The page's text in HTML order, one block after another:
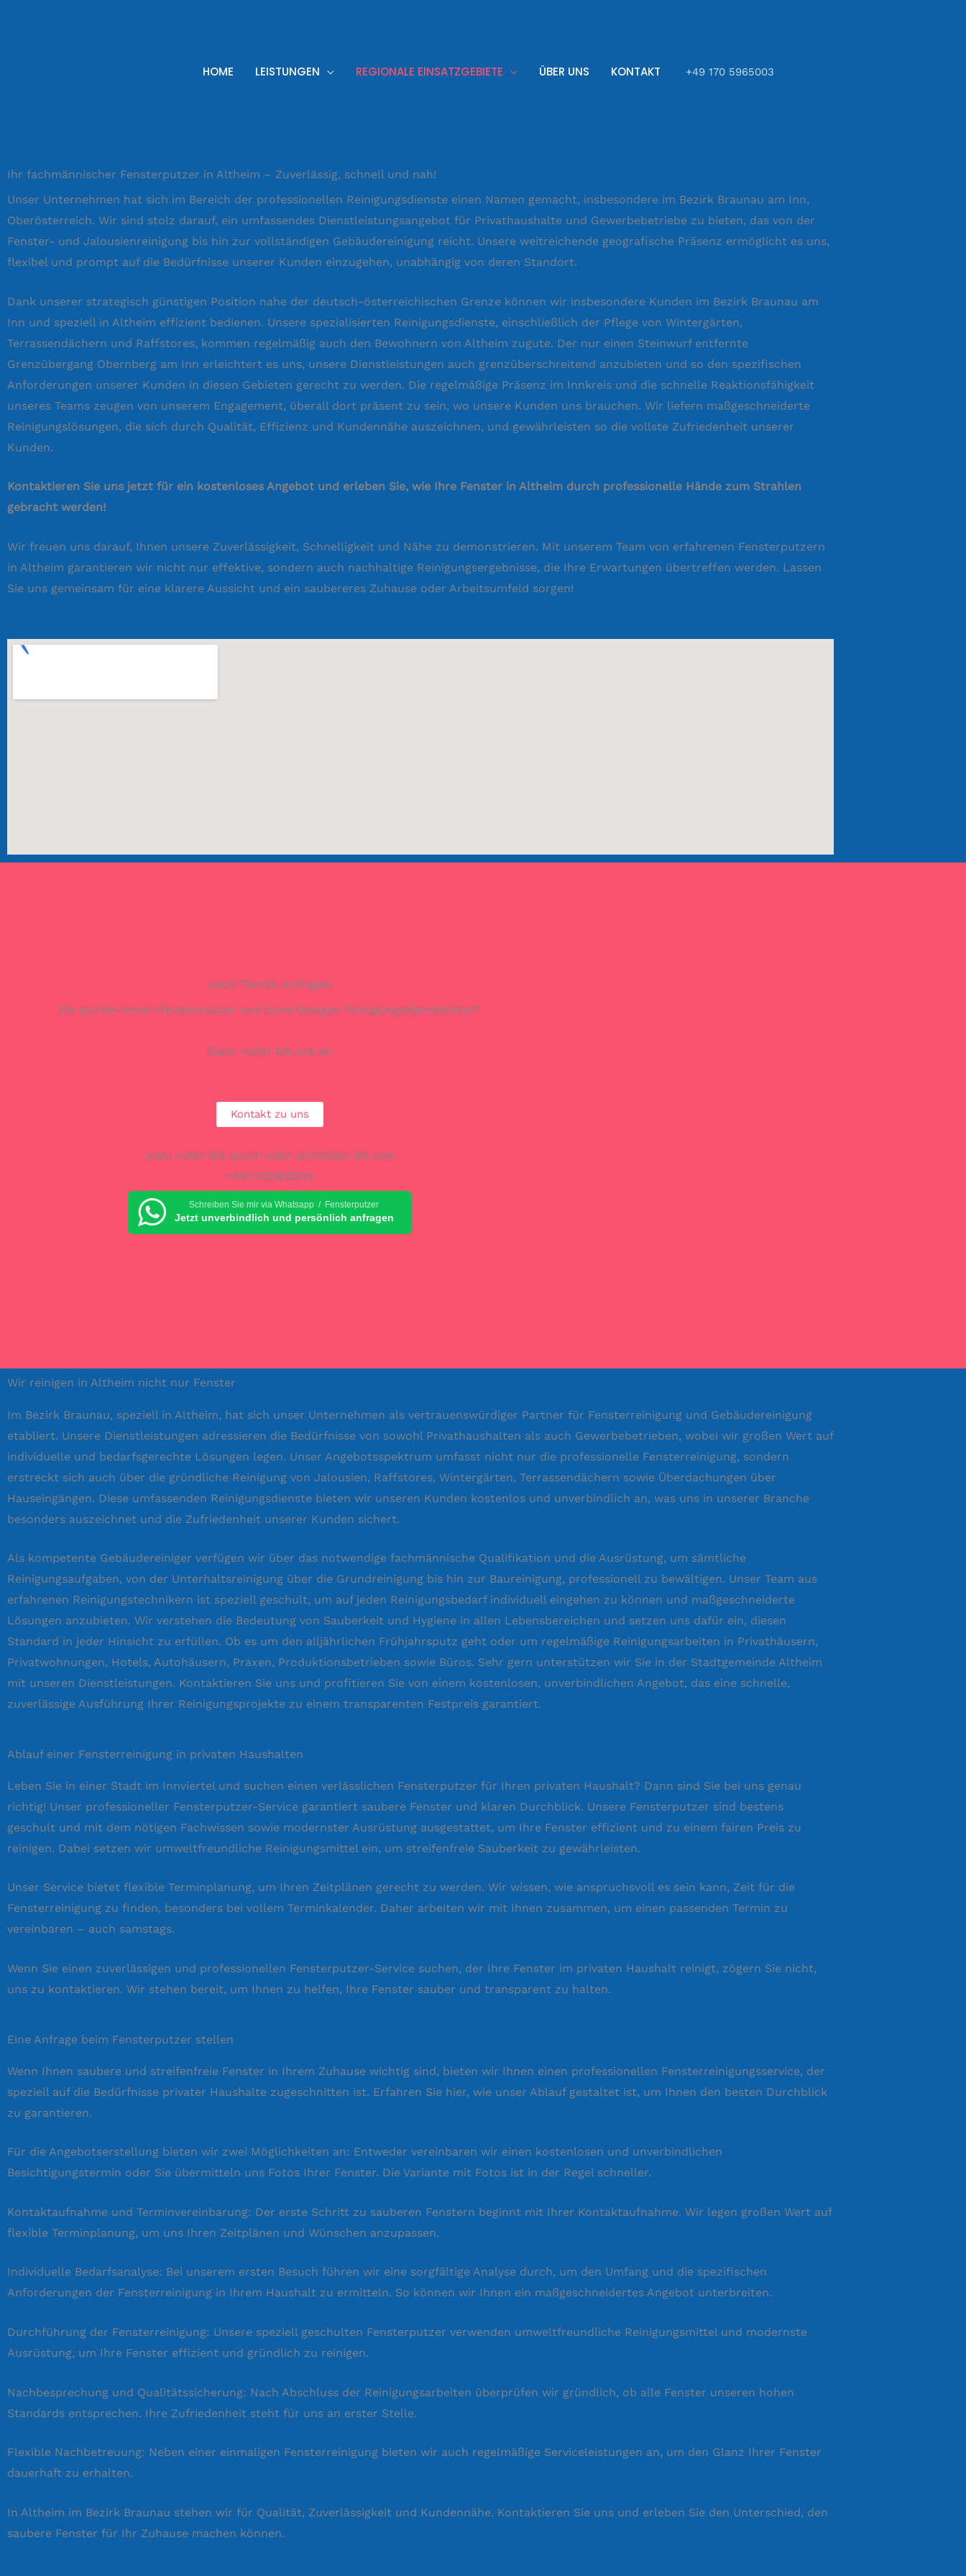
HOME LEISTUNGEN REGIONALE EINSATZGEBIETE ÜBER UNS KONTAKT +49 170 5965003
Ihr fachmännischer Fensterputzer in Altheim – Zuverlässig, schnell und nah!
Unser Unternehmen hat sich im Bereich der professionellen Reinigungsdienste einen Namen gemacht, insbesondere im Bezirk Braunau am Inn,
Oberösterreich. Wir sind stolz darauf, ein umfassendes Dienstleistungsangebot für Privathaushalte und Gewerbebetriebe zu bieten, das von der
Fenster- und Jalousienreinigung bis hin zur vollständigen Gebäudereinigung reicht. Unsere weitreichende geografische Präsenz ermöglicht es uns,
flexibel und prompt auf die Bedürfnisse unserer Kunden einzugehen, unabhängig von deren Standort.
Dank unserer strategisch günstigen Position nahe der deutsch-österreichischen Grenze können wir insbesondere Kunden im Bezirk Braunau am
Inn und speziell in Altheim effizient bedienen. Unsere spezialisierten Reinigungsdienste, einschließlich der Pflege von Wintergärten,
Terrassendächern und Raffstores, kommen regelmäßig auch den Bewohnern von Altheim zugute. Der nur einen Steinwurf entfernte
Grenzübergang Obernberg am Inn erleichtert es uns, unsere Dienstleistungen auch grenzüberschreitend anzubieten und so den spezifischen
Anforderungen unserer Kunden in diesen Gebieten gerecht zu werden. Die regelmäßige Präsenz im Innkreis und die schnelle Reaktionsfähigkeit
unseres Teams zeugen von unserem Engagement, überall dort präsent zu sein, wo unsere Kunden uns brauchen. Wir liefern maßgeschneiderte
Reinigungslösungen, die sich durch Qualität, Effizienz und Kundennähe auszeichnen, und gewährleisten so die vollste Zufriedenheit unserer
Kunden.
Kontaktieren Sie uns jetzt für ein kostenloses Angebot und erleben Sie, wie Ihre Fenster in Altheim durch professionelle Hände zum Strahlen
gebracht werden!
Wir freuen uns darauf, Ihnen unsere Zuverlässigkeit, Schnelligkeit und Nähe zu demonstrieren. Mit unserem Team von erfahrenen Fensterputzern
in Altheim garantieren wir nicht nur effektive, sondern auch nachhaltige Reinigungsergebnisse, die Ihre Erwartungen übertreffen werden. Lassen
Sie uns gemeinsam für eine klarere Aussicht und ein saubereres Zuhause oder Arbeitsumfeld sorgen!
Jetzt Termin anfragen
Sie suchen einen Fensterputzer und zuverlässigen Reinigungsdienstleister?
Dann rufen Sie uns an
Kontakt zu uns
oder rufen Sie durch oder schreiben Sie uns
+491705965003
Schreiben Sie mir via Whatsapp / Fensterputzer
Jetzt unverbindlich und persönlich anfragen
Wir reinigen in Altheim nicht nur Fenster
Im Bezirk Braunau, speziell in Altheim, hat sich unser Unternehmen als vertrauenswürdiger Partner für Fensterreinigung und Gebäudereinigung
etabliert. Unsere Dienstleistungen adressieren die Bedürfnisse von sowohl Privathaushalten als auch Gewerbebetrieben, wobei wir großen Wert auf
individuelle und bedarfsgerechte Lösungen legen. Unser Angebotsspektrum umfasst nicht nur die professionelle Fensterreinigung, sondern
erstreckt sich auch über die gründliche Reinigung von Jalousien, Raffstores, Wintergärten, Terrassendächern sowie Überdachungen über
Hauseingängen. Diese umfassenden Reinigungsdienste bieten wir unseren Kunden kostenlos und unverbindlich an, was uns in unserer Branche
besonders auszeichnet und die Zufriedenheit unserer Kunden sichert.
Als kompetente Gebäudereiniger verfügen wir über das notwendige fachmännische Qualifikation und die Ausrüstung, um sämtliche
Reinigungsaufgaben, von der Unterhaltsreinigung über die Grundreinigung bis hin zur Baureinigung, professionell zu bewältigen. Unser Team aus
erfahrenen Reinigungstechnikern ist speziell geschult, um auf jeden Reinigungsbedarf individuell eingehen zu können und maßgeschneiderte
Lösungen anzubieten. Wir verstehen die Bedeutung von Sauberkeit und Hygiene in allen Lebensbereichen und setzen uns dafür ein, diesen
Standard in jeder Hinsicht zu erfüllen. Ob es um den alljährlichen Frühjahrsputz geht oder um regelmäßige Reinigungsarbeiten in Privathäusern,
Privatwohnungen, Hotels, Autohäusern, Praxen, Produktionsbetrieben sowie Büros. Sehr gern unterstützen wir Sie in der Stadtgemeinde Altheim
mit unseren Dienstleistungen. Kontaktieren Sie uns und profitieren Sie von einem kostenlosen, unverbindlichen Angebot, das eine schnelle,
zuverlässige Ausführung Ihrer Reinigungsprojekte zu einem transparenten Festpreis garantiert.
Ablauf einer Fensterreinigung in privaten Haushalten
Leben Sie in einer Stadt im Innviertel und suchen einen verlässlichen Fensterputzer für Ihren privaten Haushalt? Dann sind Sie bei uns genau
richtig! Unser professioneller Fensterputzer-Service garantiert saubere Fenster und klaren Durchblick. Unsere Fensterputzer sind bestens
geschult und mit dem nötigen Fachwissen sowie modernster Ausrüstung ausgestattet, um Ihre Fenster effizient und zu einem fairen Preis zu
reinigen. Dabei setzen wir umweltfreundliche Reinigungsmittel ein, um streifenfreie Sauberkeit zu gewährleisten.
Unser Service bietet flexible Terminplanung, um Ihren Zeitplänen gerecht zu werden. Wir wissen, wie anspruchsvoll es sein kann, Zeit für die
Fensterreinigung zu finden, besonders bei vollem Terminkalender. Daher arbeiten wir mit Ihnen zusammen, um einen passenden Termin zu
vereinbaren – auch samstags.
Wenn Sie einen zuverlässigen und professionellen Fensterputzer-Service suchen, der Ihre Fenster im privaten Haushalt reinigt, zögern Sie nicht,
uns zu kontaktieren. Wir stehen bereit, um Ihnen zu helfen, Ihre Fenster sauber und transparent zu halten.
Eine Anfrage beim Fensterputzer stellen
Wenn Ihnen saubere und streifenfreie Fenster in Ihrem Zuhause wichtig sind, bieten wir Ihnen einen professionellen Fensterreinigungsservice, der
speziell auf die Bedürfnisse privater Haushalte zugeschnitten ist. Erfahren Sie hier, wie unser Ablauf gestaltet ist, um Ihnen den besten Durchblick
zu garantieren.
Für die Angebotserstellung bieten wir zwei Möglichkeiten an: Entweder vereinbaren wir einen kostenlosen und unverbindlichen
Besichtigungstermin oder Sie übermitteln uns Fotos Ihrer Fenster. Die Variante mit Fotos ist in der Regel schneller.
Kontaktaufnahme und Terminvereinbarung: Der erste Schritt zu sauberen Fenstern beginnt mit Ihrer Kontaktaufnahme. Wir legen großen Wert auf
flexible Terminplanung, um uns Ihren Zeitplänen und Wünschen anzupassen.
Individuelle Bedarfsanalyse: Bei unserem ersten Besuch führen wir eine sorgfältige Analyse durch, um den Umfang und die spezifischen
Anforderungen der Fensterreinigung in Ihrem Haushalt zu ermitteln. So können wir Ihnen ein maßgeschneidertes Angebot unterbreiten.
Durchführung der Fensterreinigung: Unsere speziell geschulten Fensterputzer verwenden umweltfreundliche Reinigungsmittel und modernste
Ausrüstung, um Ihre Fenster effizient und gründlich zu reinigen.
Nachbesprechung und Qualitätssicherung: Nach Abschluss der Reinigungsarbeiten überprüfen wir gründlich, ob alle Fenster unseren hohen
Standards entsprechen. Ihre Zufriedenheit steht für uns an erster Stelle.
Flexible Nachbetreuung: Neben einer einmaligen Fensterreinigung bieten wir auch regelmäßige Serviceleistungen an, um den Glanz Ihrer Fenster
dauerhaft zu erhalten.
In Altheim im Bezirk Braunau stehen wir für Qualität, Zuverlässigkeit und Kundennähe. Kontaktieren Sie uns und erleben Sie den Unterschied, den
saubere Fenster für Ihr Zuhause machen können.